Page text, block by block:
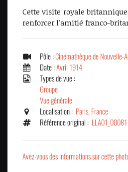
Cette visite royale
renforcer l'amitié franco-
Pôle :Cinémathèque de Nouvelle-
Date :Avril 1914
Types de vue :
Groupe
Vue générale
Localisation : Paris, France
Référence original : LLA01_00081
Avez-vous des informations sur cette